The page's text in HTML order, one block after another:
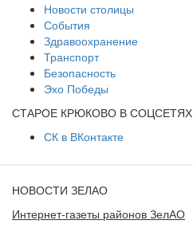
Новости столицы
События
Здравоохранение
Транспорт
Безопасность
Эхо Победы
СТАРОЕ КРЮКОВО В СОЦСЕТЯХ
СК в ВКонтакте
НОВОСТИ ЗЕЛАО
Интернет-газеты районов ЗелАО